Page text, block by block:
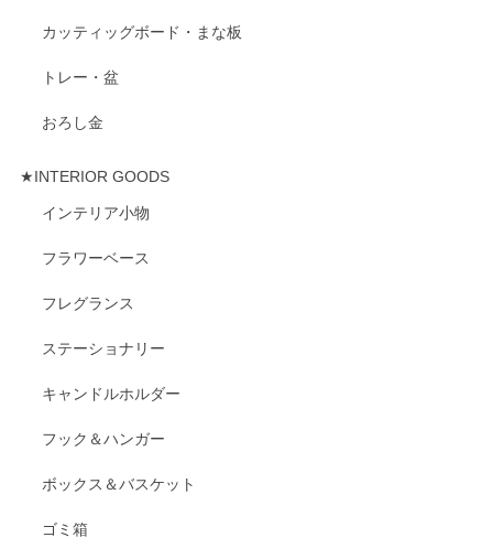
カッティッグボード・まな板
トレー・盆
おろし金
★INTERIOR GOODS
インテリア小物
フラワーベース
フレグランス
ステーショナリー
キャンドルホルダー
フック＆ハンガー
ボックス＆バスケット
ゴミ箱